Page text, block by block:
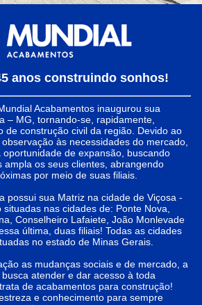
anos construindo sonhos!
Acabamentos inaugurou sua
– MG, tornando-se, rapidamente,
de construção civil da região. Devido ao
às necessidades do mercado,
de expansão, buscando
ampla os seus clientes, abrangendo
por meio de suas filiais.
possui sua Matriz na cidade de Viçosa -
situadas nas cidades de: Ponte Nova,
Conselheiro Lafaiete, João Monlevade
última, duas filiais! Todas as cidades
no estado de Minas Gerais.
as mudanças sociais e de mercado, a
atender e dar acesso à toda
de acabamentos para construção!
e conhecimento para sempre